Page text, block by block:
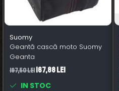
Suomy
Geantă cască moto Suomy
Geanta
197,50 Lei167,88 Lei
IN STOC